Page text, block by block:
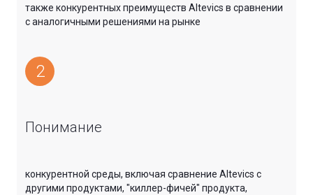
также конкурентных преимуществ Altevics в сравнении
с аналогичными решениями на рынке
2
Понимание
конкурентной среды, включая сравнение Altevics с
другими продуктами, "киллер-фичей" продукта,